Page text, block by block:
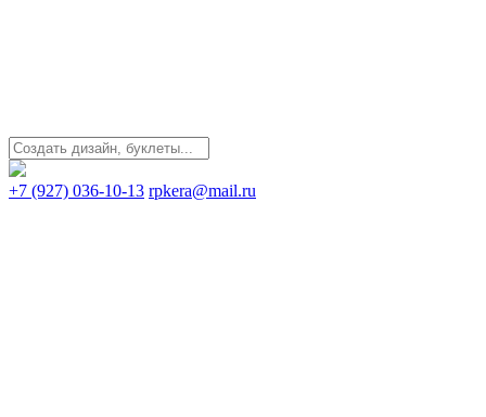
+7 (927) 036-10-13 rpkera@mail.ru